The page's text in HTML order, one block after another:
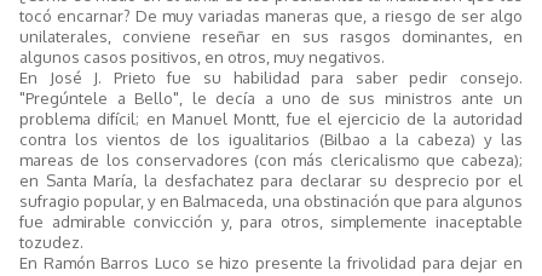
tocó encarnar? De muy variadas maneras que, a riesgo de ser algo
unilaterales, conviene reseñar en sus rasgos dominantes, en
algunos casos positivos, en otros, muy negativos.
En José J. Prieto fue su habilidad para saber pedir consejo.
"Pregúntele a Bello", le decía a uno de sus ministros ante un
problema difícil; en Manuel Montt, fue el ejercicio de la autoridad
contra los vientos de los igualitarios (Bilbao a la cabeza) y las
mareas de los conservadores (con más clericalismo que cabeza);
en Santa María, la desfachatez para declarar su desprecio por el
sufragio popular, y en Balmaceda, una obstinación que para algunos
fue admirable convicción y, para otros, simplemente inaceptable
tozudez.
En Ramón Barros Luco se hizo presente la frivolidad para dejar en